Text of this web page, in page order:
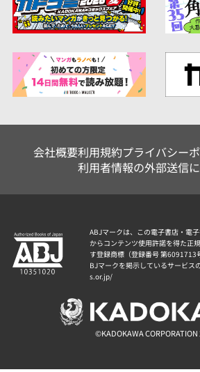
会社概要利用規約プライバシー
利用者情報の外部送信
ABJマークは、この電子書店・電
からコンテンツ使用許諾を得た正
す登録商標（登録番号 第6091713
BJマークを掲示しているサービス
s.or.jp/
©KADOKAWA CORPORATION